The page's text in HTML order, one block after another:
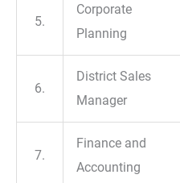
5.
Corporate
Planning
6.
District Sales
Manager
7.
Finance and
Accounting